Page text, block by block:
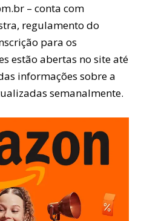
– conta com
regulamento do
para os
estão abertas no site até
informações sobre a
semanalmente.